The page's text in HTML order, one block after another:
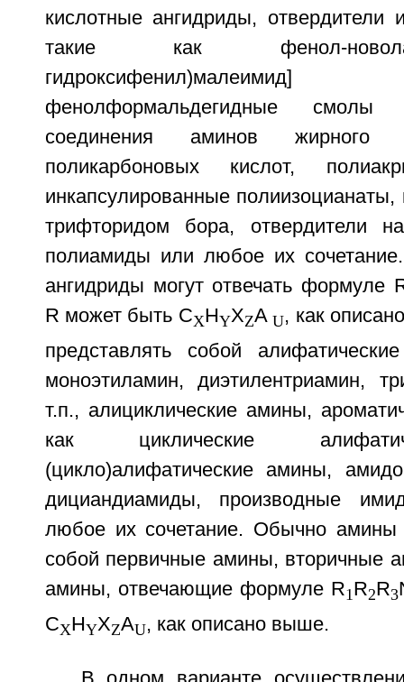
кислотные ангидриды, отвердители
такие как фенол-
фенолформальдегидные смолы
соединения аминов жирного
поликарбоновых кислот,
инкапсулированные
трифторидом бора, отвердители
полиамиды или любое их
ангидриды могут отвечать формуле
R может быть CXHYXZAU, как
представлять собой
моноэтиламин, диэтилентриамин,
т.п., алициклические амины,
как циклические
(цикло)алифатические амины,
дициандиамиды, производные
любое их сочетание. Обычно амины
собой первичные амины, вторичные
амины, отвечающие формуле R1R2R3
CXH YXZAU, как описано выше.